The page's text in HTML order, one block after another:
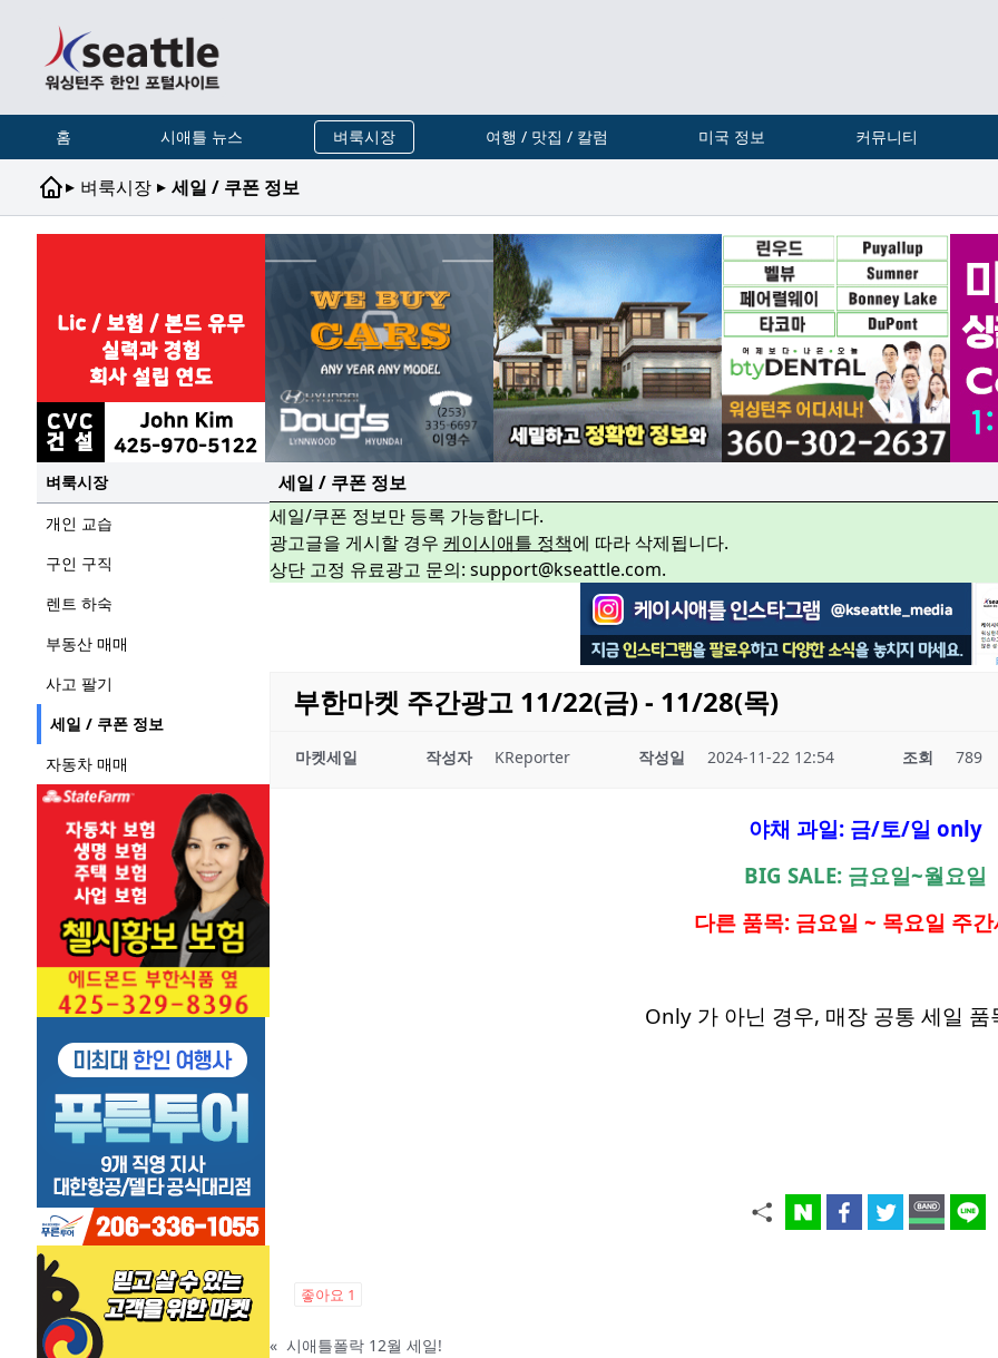
홈 시애틀 뉴스 벼룩시장 여행 / 맛집 / 칼럼 미국 정보 커뮤니티
▸ 벼룩시장 ▸ 세일 / 쿠폰 정보
벼룩시장
개인 교습
구인 구직
렌트 하숙
부동산 매매
사고 팔기
세일 / 쿠폰 정보
자동차 매매
세일 / 쿠폰 정보
세일/쿠폰 정보만 등록 가능합니다.
광고글을 게시할 경우 케이시애틀 정책에 따라 삭제됩니다.
상단 고정 유료광고 문의: support@kseattle.com.
부한마켓 주간광고 11/22(금) - 11/28(목)
마켓세일 작성자 KReporter 작성일 2024-11-22 12:54 조회 789
야채 과일: 금/토/일 only
BIG SALE: 금요일~월요일
다른 품목: 금요일 ~ 목요일 주
Only 가 아닌 경우, 매장 공통 세일
좋아요 1
« 시애틀폴락 12월 세일!